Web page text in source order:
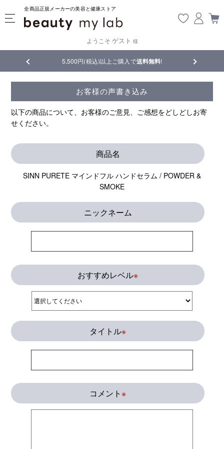
全商品正規メーカーの美容と健康ストア
ようこそ ゲスト 様
5,500円(税込)以上ご購入で送料無料! 【重要】
お客様の声書き込み
以下の商品について、お客様のご意見、ご感想をどしどしお寄
せください。
商品名
SINN PURETE マインドフル ハンドセラム / POWDER &
SMOKE
ニックネーム
おすすめレベル※
タイトル※
コメント※